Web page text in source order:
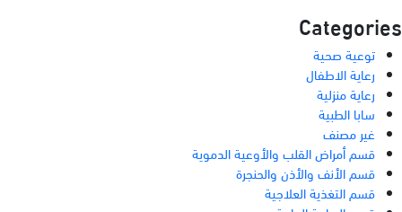
Categories
توعية صحية
رعاية الاطفال
رعاية منزلية
سابا الطبية
غير مصنف
قسم أمراض القلب والأوعية الدموية
قسم الأنف والأذن والحنجرة
قسم التغذية العلاجية